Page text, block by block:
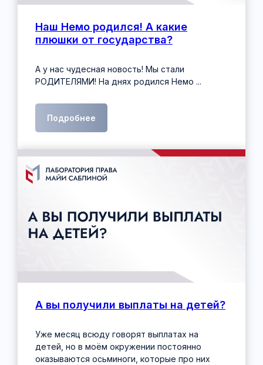
Наш Немо родился! А какие
плюшки от государства?
А у нас чудесная новость! Мы стали
РОДИТЕЛЯМИ! На днях родился Немо ...
Подробнее
А вы получили выплаты на детей?
Уже месяц всюду говорят выплатах на
детей, но в моём окружении постоянно
оказываются осьминоги, которые про них